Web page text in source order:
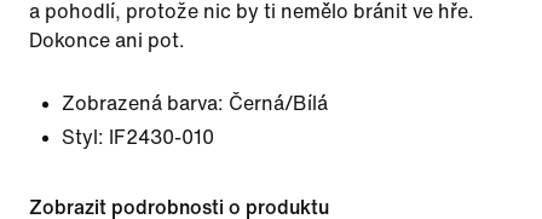
a pohodlí, protože nic by ti nemělo bránit ve hře.
Dokonce ani pot.
Zobrazená barva: Černá/Bílá
Styl:
IF2430-010
Zobrazit podrobnosti o produktu